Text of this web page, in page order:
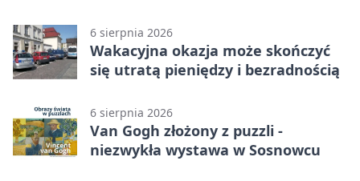
6 sierpnia 2026
Wakacyjna okazja może skończyć
się utratą pieniędzy i bezradnością
6 sierpnia 2026
Van Gogh złożony z puzzli -
niezwykła wystawa w Sosnowcu